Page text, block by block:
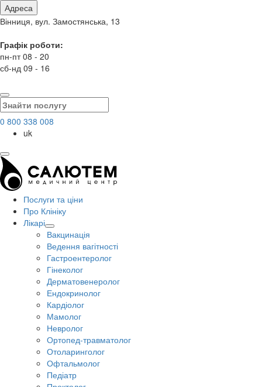
Адреса
Вінниця, вул. Замостянська, 13
Графік роботи:
пн-пт 08 - 20
сб-нд 09 - 16
0 800 338 008
uk
Послуги та ціни
Про Клініку
Лікарі
Вакцинація
Ведення вагітності
Гастроентеролог
Гінеколог
Дерматовенеролог
Ендокринолог
Кардіолог
Мамолог
Невролог
Ортопед-травматолог
Отоларинголог
Офтальмолог
Педіатр